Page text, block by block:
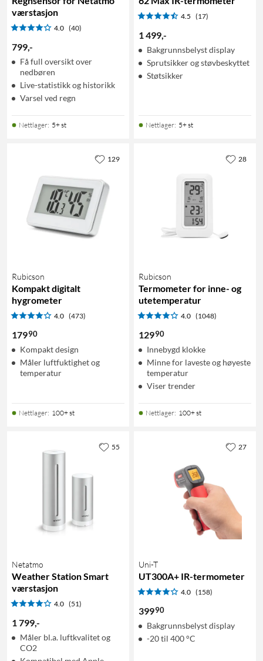
værstasjon
4.0 (40)
799,-
Få full oversikt over
nedbøren
Live-statistikk og historikk
Varsel ved regn
Nettlager: 5+ st
4.5 (17)
1 499,-
Bakgrunnsbelyst display
Sprutsikker og støvbeskyttet
Støtsikker
Nettlager: 5+ st
Rubicson
Kompakt digitalt
hygrometer
4.0 (473)
17990
Kompakt design
Måler luftfuktighet og
temperatur
Nettlager: 100+ st
129
Rubicson
Termometer for inne- og
utetemperatur
4.0 (1048)
12990
Innebygd klokke
Minne for laveste og høyeste
temperatur
Viser trender
Nettlager: 100+ st
28
Netatmo
Weather Station Smart
værstasjon
4.0 (51)
1 799,-
Måler bl.a. luftkvalitet og
CO2
55
Uni-T
UT300A+ IR-termometer
4.0 (158)
39990
Bakgrunnsbelyst display
-20 til 400 °C
27